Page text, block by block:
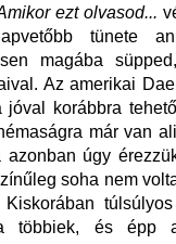
ezt olvasod...
tünete
magába
Az amerikai
korábbra
már van
azonban úgy
soha nem
többiek, és épp